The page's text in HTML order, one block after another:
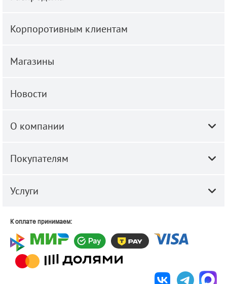
Корпоротивным клиентам
Магазины
Новости
О компании
Покупателям
Услуги
К оплате принимаем: